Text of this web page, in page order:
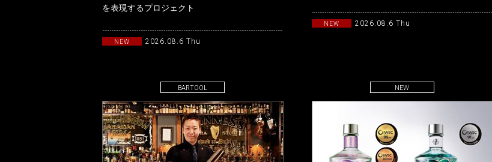
を表現するプロジェクト
NEW 2026.08.6 Thu
NEW 2026.08.6 Thu
BARTOOL NEW